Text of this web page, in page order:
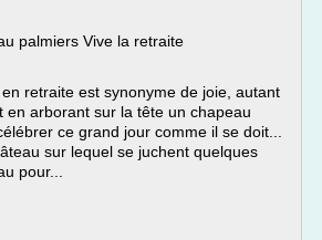
palmiers Vive la retraite
retraite est synonyme de joie, autant
en arborant sur la tête un chapeau
ce grand jour comme il se doit...
sur lequel se juchent quelques
pour...